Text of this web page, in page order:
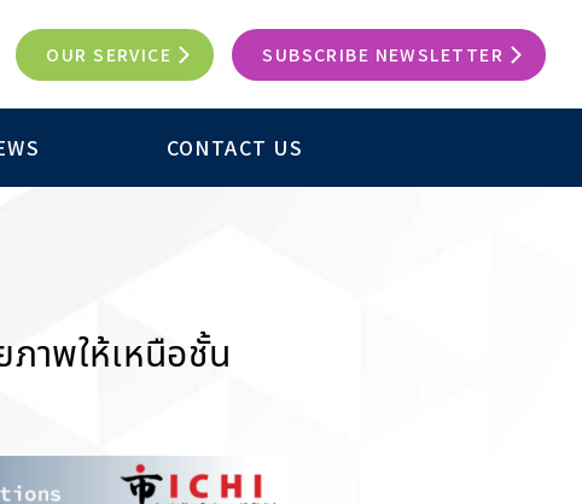
OUR SERVICE SUBSCRIBE NEWSLETTER
CONTACT US
ภาพให้เหนือชั้น